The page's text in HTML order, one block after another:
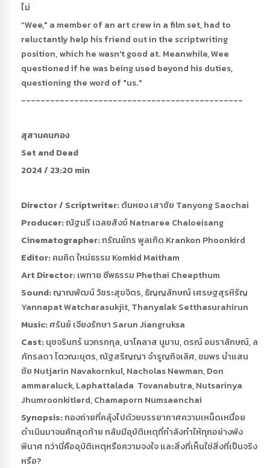
ไม่
“Wee," a member of an art crew in a film set, had to
reluctantly help his friend out in the scriptwriting
position, which he wasn't good at. Meanwhile, Wee
questioned if he was being used beyond his duties,
questioning the word of "us."
----------------------------------------------
สุสานคนกอง
Set and Dead
2024 / 23:20 min
Director / Scriptwriter:ตันหยง เสาชัย Tanyong Saochai
Producer:ณัฐนรี เฉลยสังข์ Natnaree Chaloeisang
Cinematographer:กรัณย์กร พูลเกิด Krankon Phoonkird
Editor:คมคิด ใหม่ธรรม Komkid Maitham
Art Director:เพทาย ชีพธรรม Phethai Cheepthum
Sound:ญาณพัฒน์ วัชระสุขจิตร, ธัญญลักษณ์ เศรษฐสุรหิรัญ
Yannapat Watcharasukjit, Thanyalak Setthasurahirun
Music:ศรันย์ เจียงรักษา Sarun Jiangruksa
Cast:นุชจรินทร์ นวกรกกุล, นาโคลาส นูมาน, ดรณ์ อมราลักษณ์, ล
ภัทรลดา โตวณะบุตร, ณัฐสริญญา จำรูญกิจเลิศ, ชมพร นำแสน
ชัย Nutjarin Navakornkul, Nacholas Newman, Don
ammaraluck, Laphattalada Tovanabutra, Nutsarinya
Jhumroonkitlerd, Chamaporn Numsaenchai
Synopsis:กองถ่ายที่คลุ้งไปด้วยบรรยากาศความเหน็ดเหนื่อย
ดำเนินมาจนคัทสุดท้าย กลับมีอุบัติเหตุที่กำลังทำให้ทุกอย่างพัง
พินาศ ทว่านี่คืออุบัติเหตุหรือความจงใจ และสิ่งที่เห็นใช่สิ่งที่เป็นจริง
หรือ?